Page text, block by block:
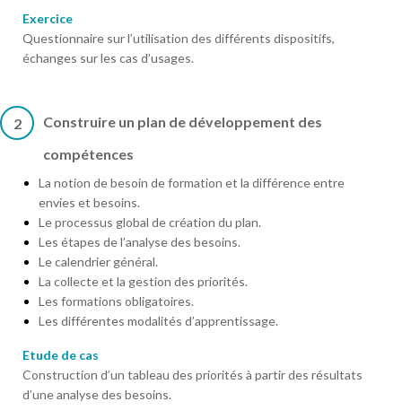
Exercice
Questionnaire sur l’utilisation des différents dispositifs,
échanges sur les cas d’usages.
2
Construire un plan de développement des
compétences
La notion de besoin de formation et la différence entre
envies et besoins.
Le processus global de création du plan.
Les étapes de l’analyse des besoins.
Le calendrier général.
La collecte et la gestion des priorités.
Les formations obligatoires.
Les différentes modalités d’apprentissage.
Etude de cas
Construction d’un tableau des priorités à partir des résultats
d’une analyse des besoins.